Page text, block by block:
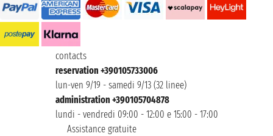
contacts
reservation +390105733006
lun-ven 9/19 - samedi 9/13 (32 linee)
administration +390105704878
lundi - vendredi 09:00 - 12:00 e 15:00 - 17:00
Assistance gratuite